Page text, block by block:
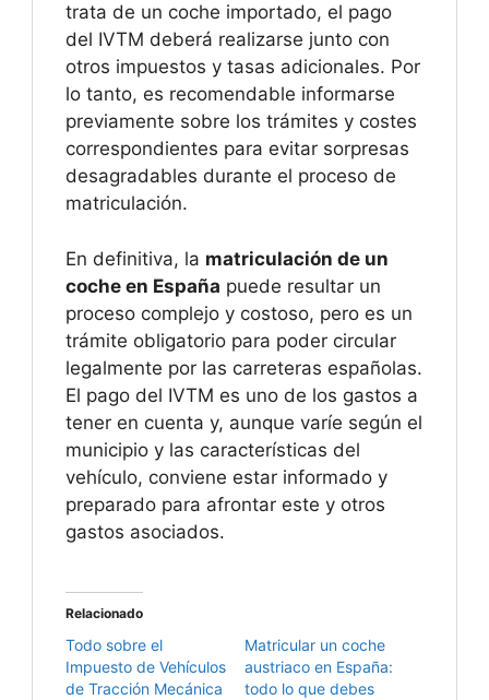
trata de un coche importado, el pago
del IVTM deberá realizarse junto con
otros impuestos y tasas adicionales. Por
lo tanto, es recomendable informarse
previamente sobre los trámites y costes
correspondientes para evitar sorpresas
desagradables durante el proceso de
matriculación.
En definitiva, la matriculación de un
coche en España puede resultar un
proceso complejo y costoso, pero es un
trámite obligatorio para poder circular
legalmente por las carreteras españolas.
El pago del IVTM es uno de los gastos a
tener en cuenta y, aunque varíe según el
municipio y las características del
vehículo, conviene estar informado y
preparado para afrontar este y otros
gastos asociados.
Relacionado
Todo sobre el
Impuesto de Vehículos
de Tracción Mecánica
Matricular un coche
austriaco en España:
todo lo que debes